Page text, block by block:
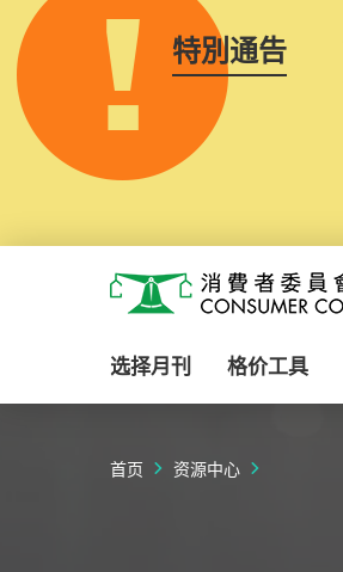
特別通告
消费者委员会
选择月刊 格价工具
首页 资源中心